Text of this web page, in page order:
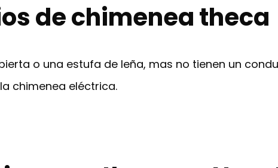
de chimenea theca
o una estufa de leña, mas no tienen un
chimenea eléctrica.